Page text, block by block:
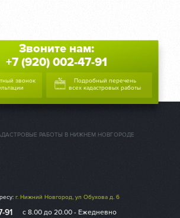
Звоните нам:
+7 (920) 002-47-91
звонок
Подробный перечень
всех кадастровых работы
РАБОТЫ В НИЖНЕМ НОВГОРОДЕ
г. Нижний Новгород, ул Обухова д. 6
91 с 8.00 до 20.00 - Ежедневно